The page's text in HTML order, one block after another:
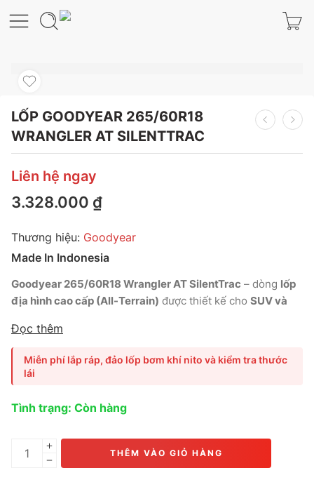
LỐP GOODYEAR 265/60R18
WRANGLER AT SILENTTRAC
Liên hệ ngay
Made In Indonesia
3.328.000 ₫
Thương hiệu: Goodyear
Goodyear 265/60R18 Wrangler AT SilentTrac – dòng lốp
địa hình cao cấp (All-Terrain) được thiết kế cho SUV và
bám đường chắc chắn và độ bền ấn tượng.
các dòng xe như
Mitsubishi Pajero Sport, giúpvận hành êm mượt trên
đường nhựa và linh hoạt trên địa hình gồ ghề.
Đọc thêm
Miễn phí lắp ráp, đảo lốp bơm khí nito và kiểm tra thước
lái
Tình trạng: Còn hàng
THÊM VÀO GIỎ HÀNG